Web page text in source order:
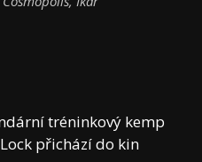
tréninkový kemp
přichází do kin